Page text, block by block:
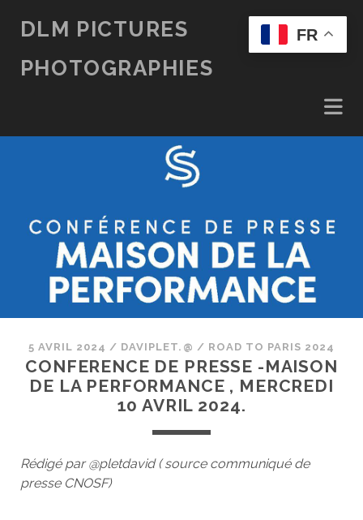
DLM PICTURES
PHOTOGRAPHIES
5 AVRIL 2024 / DAVIPLET.@ / ROAD TO PARIS 2024
CONFERENCE DE PRESSE -MAISON
DE LA PERFORMANCE , MERCREDI
10 AVRIL 2024.
Rédigé par @pletdavid ( source communiqué de
presse CNOSF)
FR